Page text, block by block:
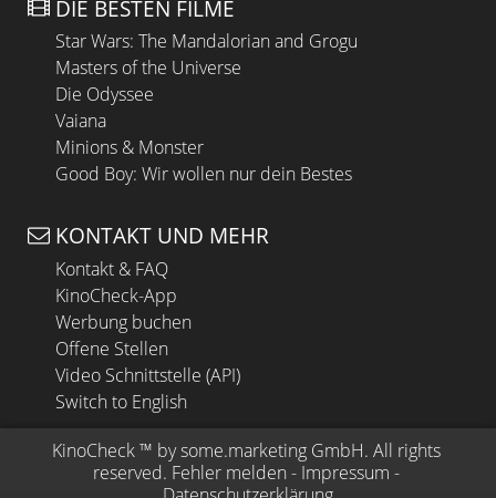
DIE BESTEN FILME
Star Wars: The Mandalorian and Grogu
Masters of the Universe
Die Odyssee
Vaiana
Minions & Monster
Good Boy: Wir wollen nur dein Bestes
KONTAKT UND MEHR
Kontakt & FAQ
KinoCheck-App
Werbung buchen
Offene Stellen
Video Schnittstelle (API)
Switch to English
KinoCheck ™ by some.marketing GmbH. All rights
reserved. Fehler melden - Impressum -